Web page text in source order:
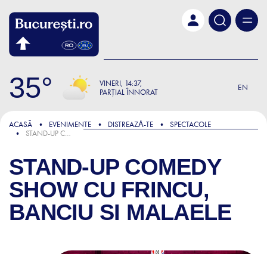
35 VINERI 14:37
PARȚIAL ÎNNORAT
EN
ACASĂ EVENIMENTE DISTREAZǍ-TE
SPECTACOLE
STAND-UP COMEDY SHOW CU FRINCU, BANCIU SI MALAELE
STAND-UP COMEDY
SHOW CU FRINCU,
BANCIU SI MALAELE